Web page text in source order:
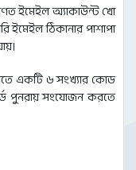
ইমেইল অ্যাকাউন্ট খো
ইমেইল ঠিকানার পাশাপা
একটি ৬ সংখ্যার কোড
পুনরায় সংযোজন করতে